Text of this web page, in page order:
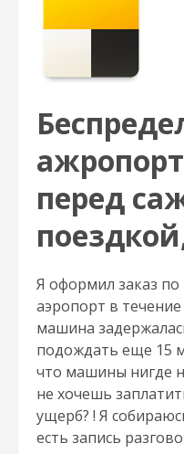
перед
Я оформил заказ по
аэропорт в
машина
подождать еще 15
что машины нигде
не хочешь
ущерб? ! Я
есть запись